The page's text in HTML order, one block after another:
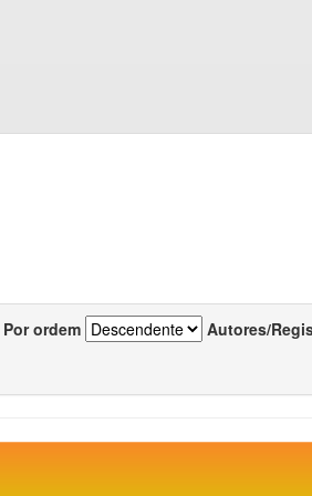
Por ordem Autores/